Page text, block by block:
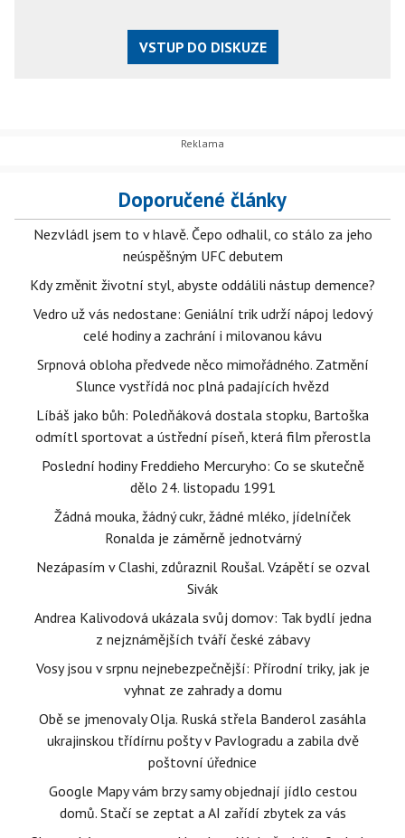
VSTUP DO DISKUZE
Doporučené články
Nezvládl jsem to v hlavě. Čepo odhalil, co stálo za jeho
neúspěšným UFC debutem
Kdy změnit životní styl, abyste oddálili nástup demence?
Vedro už vás nedostane: Geniální trik udrží nápoj ledový
celé hodiny a zachrání i milovanou kávu
Srpnová obloha předvede něco mimořádného. Zatmění
Slunce vystřídá noc plná padajících hvězd
Líbáš jako bůh: Poledňáková dostala stopku, Bartoška
odmítl sportovat a ústřední píseň, která film přerostla
Poslední hodiny Freddieho Mercuryho: Co se skutečně
dělo 24. listopadu 1991
Žádná mouka, žádný cukr, žádné mléko, jídelníček
Ronalda je záměrně jednotvárný
Nezápasím v Clashi, zdůraznil Roušal. Vzápětí se ozval
Sivák
Andrea Kalivodová ukázala svůj domov: Tak bydlí jedna
z nejznámějších tváří české zábavy
Vosy jsou v srpnu nejnebezpečnější: Přírodní triky, jak je
vyhnat ze zahrady a domu
Obě se jmenovaly Olja. Ruská střela Banderol zasáhla
ukrajinskou třídírnu pošty v Pavlogradu a zabila dvě
poštovní úřednice
Google Mapy vám brzy samy objednají jídlo cestou
domů. Stačí se zeptat a AI zařídí zbytek za vás